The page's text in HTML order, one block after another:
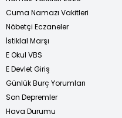
Cuma Namazı Vakitleri
Nöbetçi Eczaneler
İstiklal Marşı
E Okul VBS
E Devlet Giriş
Günlük Burç Yorumları
Son Depremler
Hava Durumu